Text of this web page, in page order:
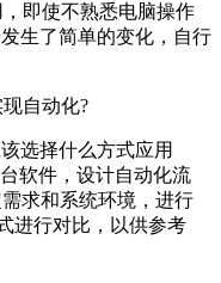
即使不熟悉电脑操作
生了简单的变化，自行
自动化?
选择什么方式应用
软件，设计自动化流
求和系统环境，进行
进行对比，以供参考